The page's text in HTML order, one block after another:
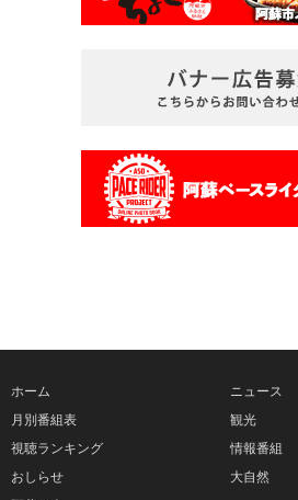
ホーム
月別番組表
視聴ランキング
おしらせ
ニュース
観光
情報番組
大自然